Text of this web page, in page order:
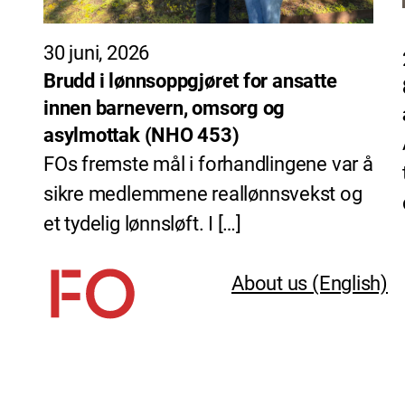
30 juni, 2026
Brudd i lønnsoppgjøret for ansatte
innen barnevern, omsorg og
asylmottak (NHO 453)
FOs fremste mål i forhandlingene var å
sikre medlemmene reallønnsvekst og
et tydelig lønnsløft. I […]
About us (English)